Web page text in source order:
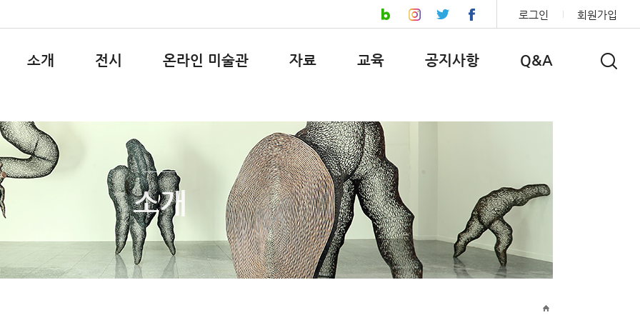
로그인 회원가입
소개 전시 온라인 미술관 자료 교육 공지사항 Q&A
소개